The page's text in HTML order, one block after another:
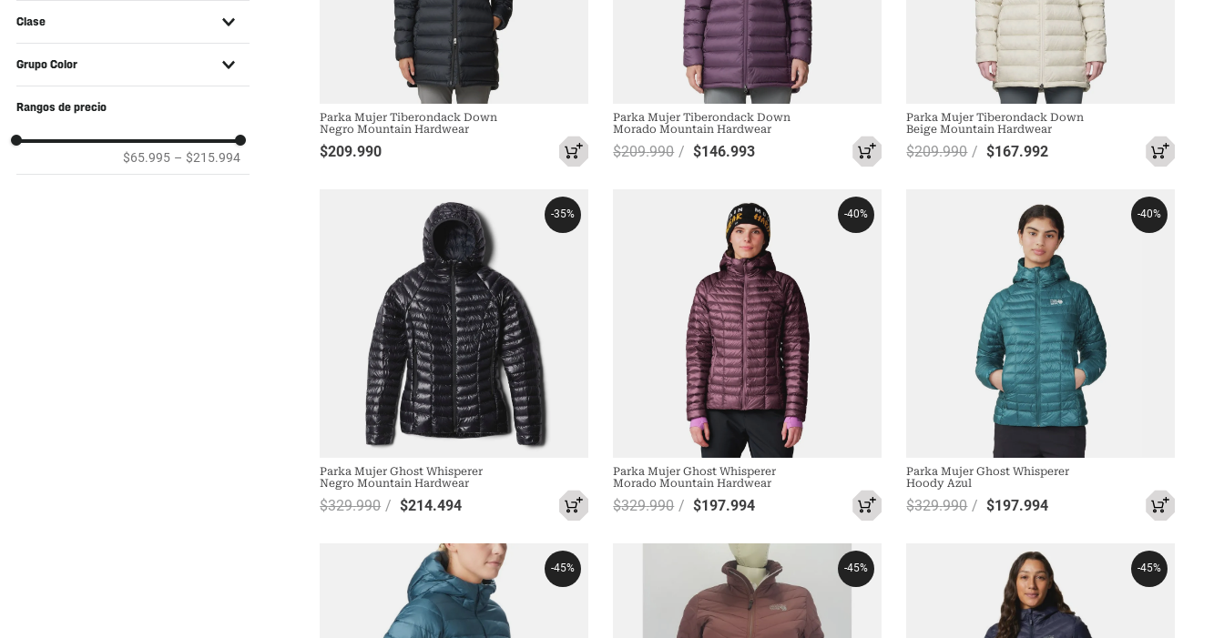
XL
Clase
Grupo Color
Rangos de precio
$65.995 – $215.994
Parka Mujer Tiberondack Down
Negro Mountain Hardwear
$209.990
Parka Mujer Tiberondack Down
Morado Mountain Hardwear
$209.990 $146.993
Parka Mujer Tiberondack Down
Beige Mountain Hardwear
$209.990 $167.992
-35%
Parka Mujer Ghost Whisperer
Negro Mountain Hardwear
$329.990 $214.494
-40%
Parka Mujer Ghost Whisperer
Morado Mountain Hardwear
$329.990 $197.994
-40%
Parka Mujer Ghost Whisperer
Hoody Azul
$329.990 $197.994
-45% -45% -45%